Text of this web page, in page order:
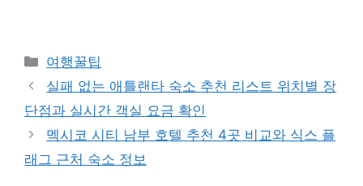
카
테
리
여행꿀팁
실패 없는 애틀랜타 숙소 추천 리스트 위치별 장
단점과 실시간 객실 요금 확인
멕시코 시티 남부 호텔 추천 4곳 비교와 식스 플
래그 근처 숙소 정보